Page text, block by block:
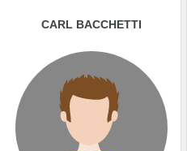
CARL BACCHETTI